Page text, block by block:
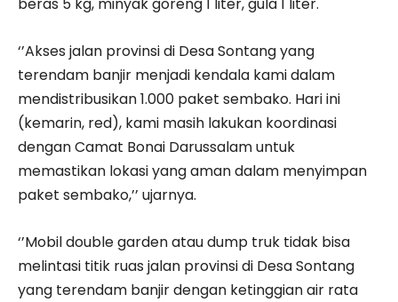
beras 5 kg, minyak goreng 1 liter, gula 1 liter.
‘’Akses jalan provinsi di Desa Sontang yang
terendam banjir menjadi kendala kami dalam
mendistribusikan 1.000 paket sembako. Hari ini
(kemarin, red), kami masih lakukan koordinasi
dengan Camat Bonai Darussalam untuk
memastikan lokasi yang aman dalam menyimpan
paket sembako,’’ ujarnya.
‘’Mobil double garden atau dump truk tidak bisa
melintasi titik ruas jalan provinsi di Desa Sontang
yang terendam banjir dengan ketinggian air rata